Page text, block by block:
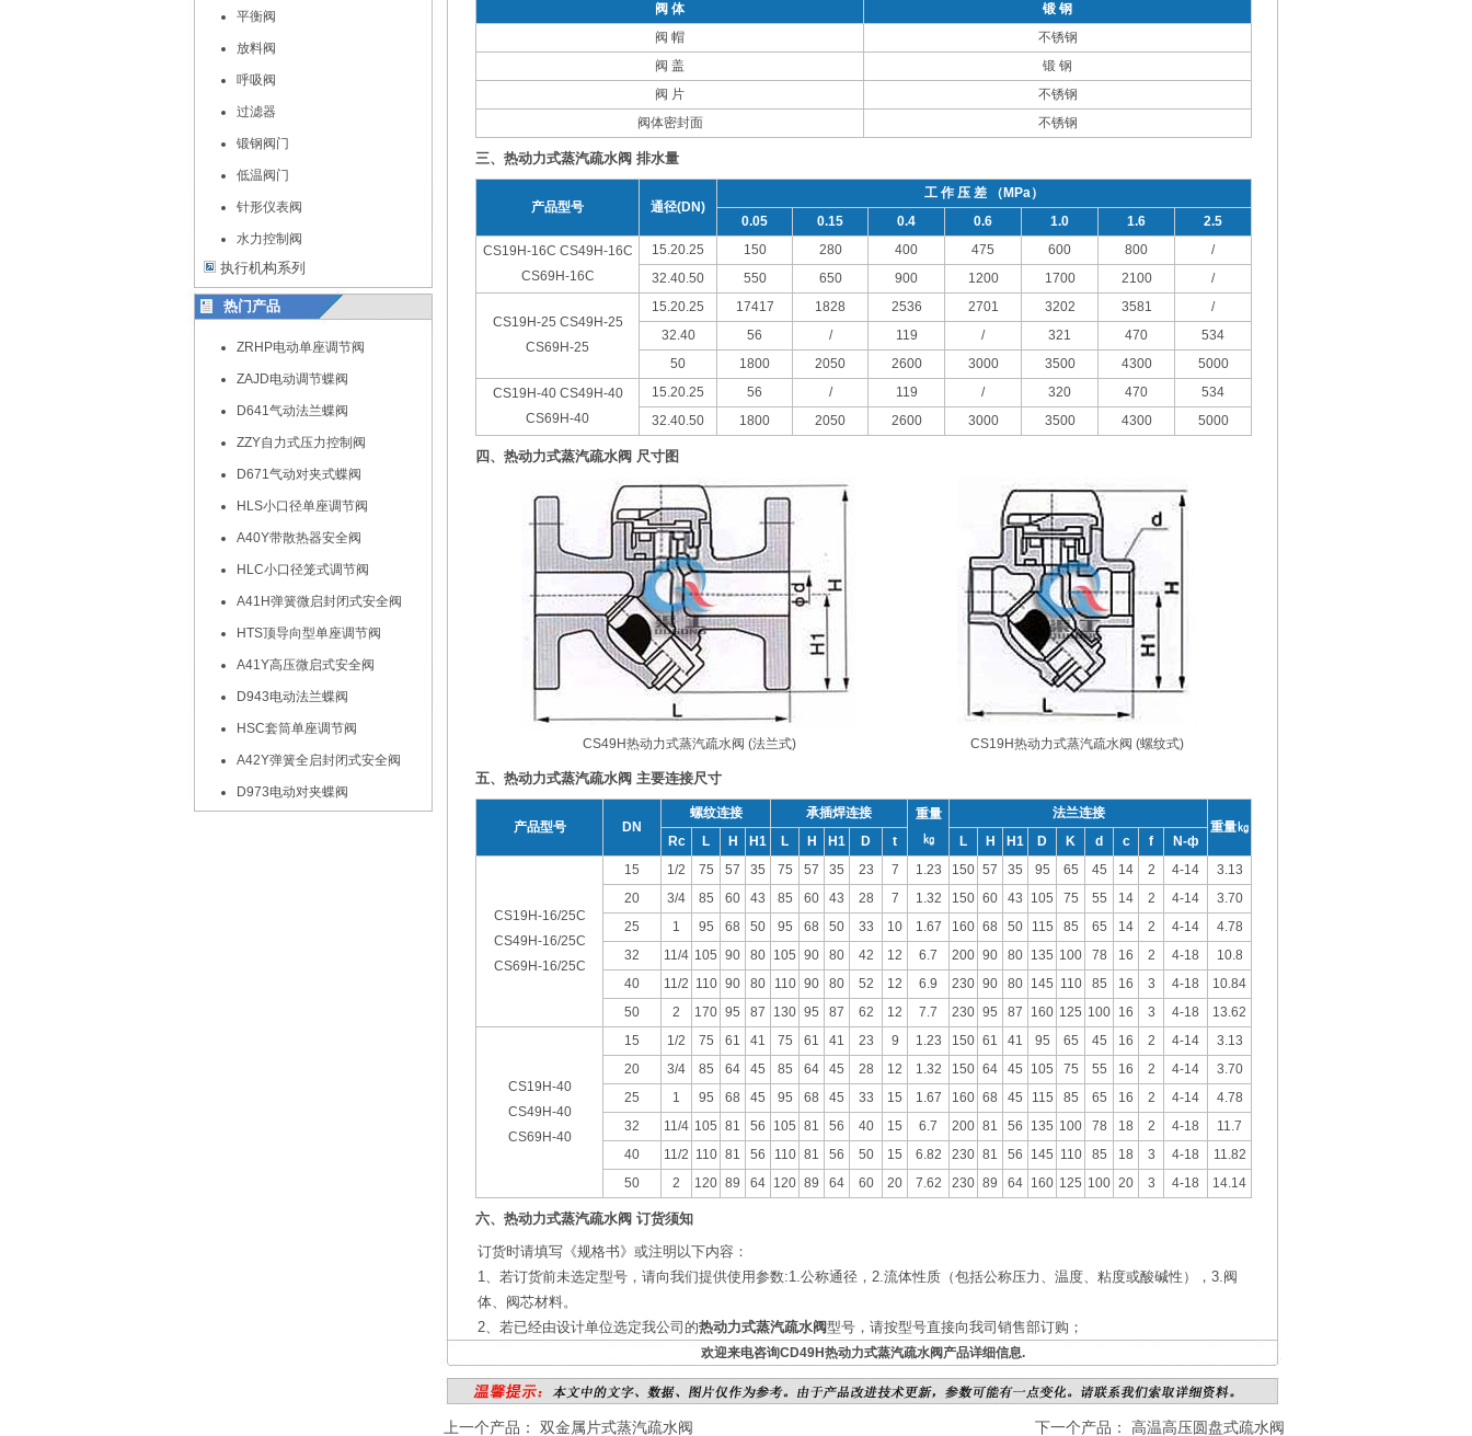
平衡阀
放料阀
呼吸阀
过滤器
锻钢阀门
低温阀门
针形仪表阀
水力控制阀
执行机构系列
热门产品
ZRHP电动单座调节阀
ZAJD电动调节蝶阀
D641气动法兰蝶阀
ZZY自力式压力控制阀
D671气动对夹式蝶阀
HLS小口径单座调节阀
A40Y带散热器安全阀
HLC小口径笼式调节阀
A41H弹簧微启封闭式安全阀
HTS顶导向型单座调节阀
A41Y高压微启式安全阀
D943电动法兰蝶阀
HSC套筒单座调节阀
A42Y弹簧全启封闭式安全阀
D973电动对夹蝶阀
阀 体
锻 钢
阀 帽
不锈钢
阀 盖
锻 钢
阀 片
不锈钢
阀体密封面
不锈钢
三、热动力式蒸汽疏水阀 排水量
产品型号 通径(DN)
工 作 压 差 （MPa）
0.05
0.15 0.4 0.6 1.0 1.6
2.5
CS19H-16C CS49H-16C
CS69H-16C
15.20.25 150 280 400 475 600 800
/
32.40.50
550 650 900 1200 1700 2100 /
CS19H-25 CS49H-25
CS69H-25
15.20.25 17417 1828 2536 2701 3202 3581
/
32.40
56 / 119 / 321 470
534
50
1800 2050 2600 3000 3500 4300
5000
CS19H-40 CS49H-40
CS69H-40
15.20.25 56 / 119 / 320 470
534
32.40.50
1800 2050 2600 3000 3500 4300 5000
四、热动力式蒸汽疏水阀 尺寸图
CS49H热动力式蒸汽疏水阀 (法兰式) CS19H热动力式蒸汽疏水阀 (螺纹式)
五、热动力式蒸汽疏水阀 主要连接尺寸
产品型号 DN
螺纹连接 承插焊连接
重量
㎏
法兰连接
重量㎏
Rc
L H H1 L H H1 D t L H H1 D K d c f N-ф
CS19H-16/25C
CS49H-16/25C
CS69H-16/25C
15 1/2 75 57 35 75 57 35 23 7 1.23 150 57 35 95 65 45 14 2 4-14
3.13
20
3/4 85 60 43 85 60 43 28 7 1.32 150 60 43 105 75 55 14 2 4-14
3.70
25
1 95 68 50 95 68 50 33 10 1.67 160 68 50 115 85 65 14 2 4-14
4.78
32
11/4 105 90 80 105 90 80 42 12 6.7 200 90 80 135 100 78 16 2 4-18
10.8
40
11/2 110 90 80 110 90 80 52 12 6.9 230 90 80 145 110 85 16 3 4-18
10.84
50
2 170 95 87 130 95 87 62 12 7.7 230 95 87 160 125 100 16 3 4-18 13.62
CS19H-40
CS49H-40
CS69H-40
15 1/2 75 61 41 75 61 41 23 9 1.23 150 61 41 95 65 45 16 2 4-14
3.13
20
3/4 85 64 45 85 64 45 28 12 1.32 150 64 45 105 75 55 16 2 4-14
3.70
25
1 95 68 45 95 68 45 33 15 1.67 160 68 45 115 85 65 16 2 4-14
4.78
32
11/4 105 81 56 105 81 56 40 15 6.7 200 81 56 135 100 78 18 2 4-18
11.7
40
11/2 110 81 56 110 81 56 50 15 6.82 230 81 56 145 110 85 18 3 4-18
11.82
50
2 120 89 64 120 89 64 60 20 7.62 230 89 64 160 125 100 20 3 4-18 14.14
六、热动力式蒸汽疏水阀 订货须知
订货时请填写《规格书》或注明以下内容：
1、若订货前未选定型号，请向我们提供使用参数:1.公称通径，2.流体性质（包括公称压力、温度、粘度或酸碱性），3.阀
体、阀芯材料。
2、若已经由设计单位选定我公司的热动力式蒸汽疏水阀型号，请按型号直接向我司销售部订购；
欢迎来电咨询CD49H热动力式蒸汽疏水阀产品详细信息.
上一个产品： 双金属片式蒸汽疏水阀 下一个产品： 高温高压圆盘式疏水阀